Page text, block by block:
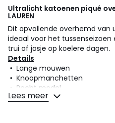
Ultralicht katoenen piqué
LAUREN
Dit opvallende overhemd van
ideaal voor het
trui of jasje op koelere dagen.
Details
• Lange mouwen
• Knoopmanchetten
• Recht model
• Klein logo op de borst
Lees meer